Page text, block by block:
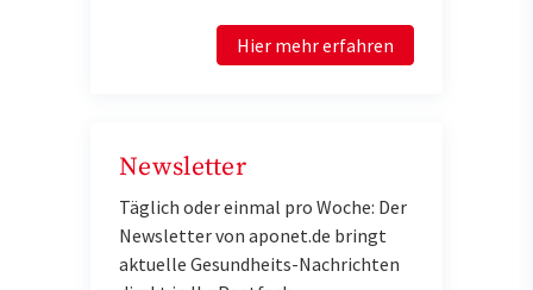
Hier mehr erfahren
Newsletter
Täglich oder einmal pro Woche: Der
Newsletter von aponet.de bringt
aktuelle Gesundheits-Nachrichten